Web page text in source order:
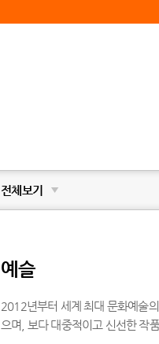
전체보기 ▼
예슬
2012년부터 세계 최대 문화예술
으며, 보다 대중적이고 신선한 작